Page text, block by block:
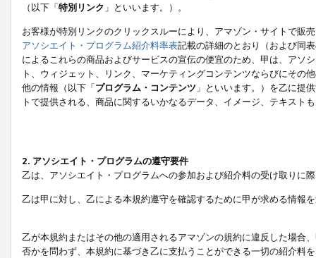
（以下「特別リンク 」といいます。）。
お客様が特別リンクのクリックスルーにより、アマゾン・サイトで販
アソシエイト・プログラム紹介料率表記載の詳細のとおり（および同
によるこれらの商品およびサービスの宣伝の便宜のため、甲は、アソ
ト、ウィジェット、リンク、マーケティングコンテンツならびにその
他の情報（以下「プログラム・コンテンツ 」といいます。）を乙に提
トで提供される、商品に関するいかなるデータ、イメージ、テキス
2. アソシエイト・プログラムの遵守要件
乙は、アソシエイト・プログラムへの参加および紹介料の受け取りに
乙は甲に対し、乙による本規約遵守を確認するために甲が求める情報
乙が本規約またはその他の適用されるアマゾンの規約に違反した場合
否かを問わず、本規約に基づき乙に支払うことができる一切の紹介料